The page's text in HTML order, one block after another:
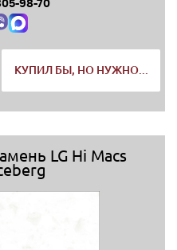
КУПИЛ БЫ, НО НУЖНО...
LG Hi Macs